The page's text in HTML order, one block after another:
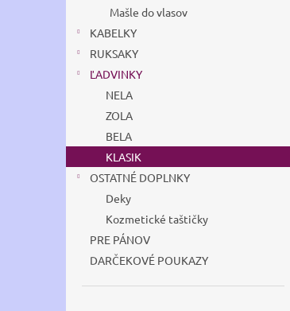
Mašle do vlasov
KABELKY
RUKSAKY
ĽADVINKY
NELA
ZOLA
BELA
KLASIK
OSTATNÉ DOPLNKY
Deky
Kozmetické taštičky
PRE PÁNOV
DARČEKOVÉ POUKAZY